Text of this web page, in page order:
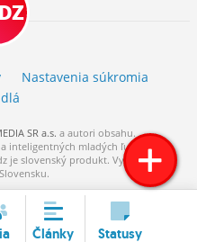
Nastavenia súkromia
SR a.s. a autori obsahu.
inteligentných mladých ľudí.
je slovenský produkt. Vytvorené s
Články Statusy